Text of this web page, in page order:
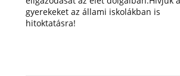
gyerekeket az állami iskolákban is
hitoktatásra!